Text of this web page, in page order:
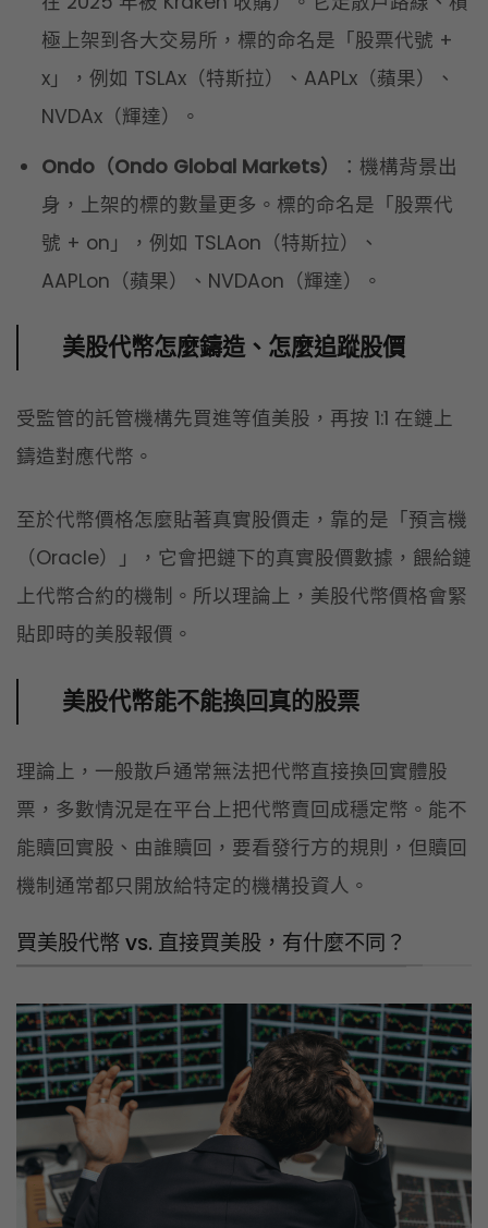
極上架到各大交易所，標的命名是「股票代號 +
x」，例如 TSLAx（特斯拉）、AAPLx（蘋果）、
NVDAx（輝達）。
Ondo（Ondo Global Markets）
：機構背景出
身，上架的標的數量更多。標的命名是「股票代
號 + on」，例如 TSLAon（特斯拉）、
AAPLon（蘋果）、NVDAon（輝達）。
美股代幣怎麼鑄造、怎麼追蹤股價
受監管的託管機構先買進等值美股，再按 1:1 在鏈上
鑄造對應代幣。
至於代幣價格怎麼貼著真實股價走，靠的是「預言機
（Oracle）」，它會把鏈下的真實股價數據，餵給鏈
上代幣合約的機制。所以理論上，美股代幣價格會緊
貼即時的美股報價。
美股代幣能不能換回真的股票
理論上，一般散戶通常無法把代幣直接換回實體股
票，多數情況是在平台上把代幣賣回成穩定幣。能不
能贖回實股、由誰贖回，要看發行方的規則，但贖回
機制通常都只開放給特定的機構投資人。
買美股代幣 vs. 直接買美股，有什麼不同？